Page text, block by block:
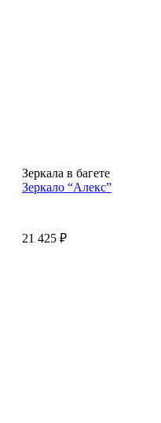
Зеркала в багете
Зеркало “Алекс”
21 425 ₽